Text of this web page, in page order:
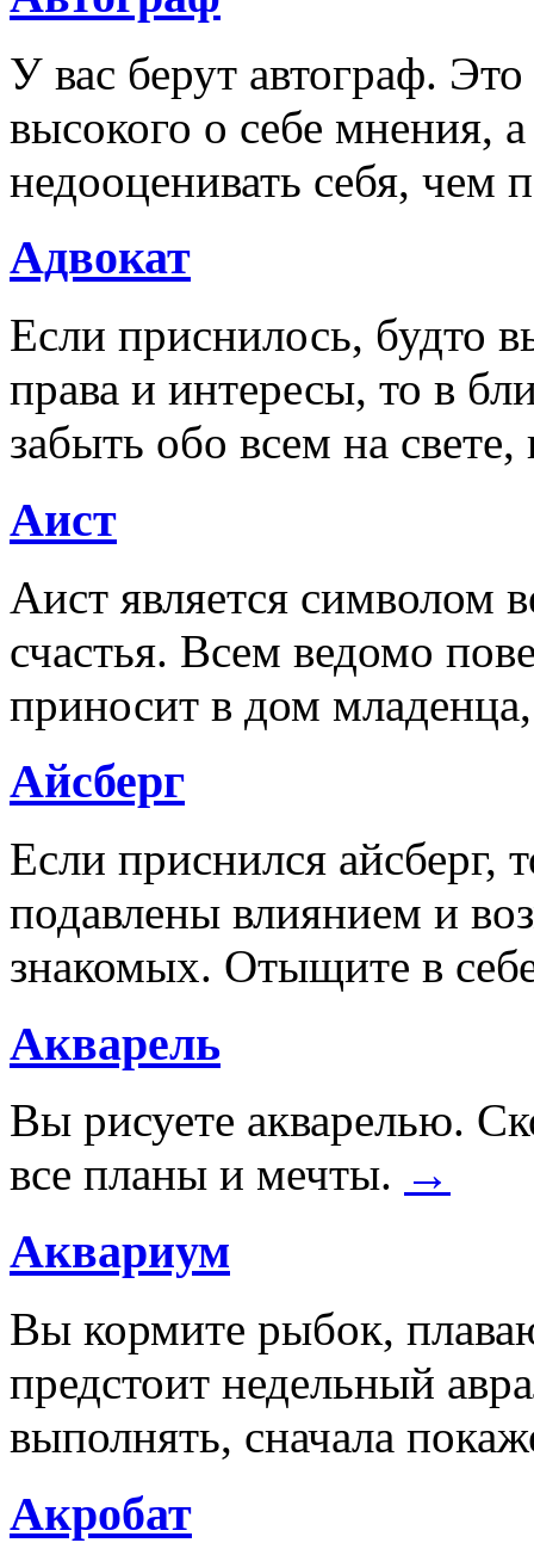
У вас берут автограф.
высокого о себе мнения,
недооценивать себя, чем
Адвокат
Если приснилось, будто
права и интересы, то в
забыть обо всем на
Аист
Аист является символом
счастья. Всем ведомо
приносит в дом
Айсберг
Если приснился айсберг,
подавлены влиянием и
знакомых. Отыщите в
Акварель
Вы рисуете акварелью.
все планы и мечты. →
Аквариум
Вы кормите рыбок,
предстоит недельный
выполнять, сначала
Акробат